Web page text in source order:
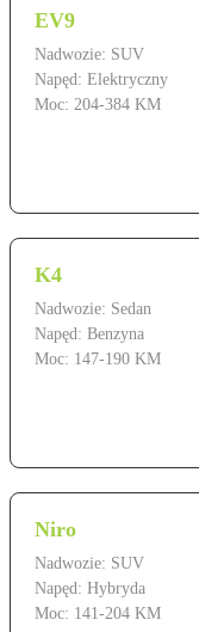
EV9
Nadwozie: SUV
Napęd: Elektryczny
Moc: 204-384 KM
K4
Nadwozie: Sedan
Napęd: Benzyna
Moc: 147-190 KM
Niro
Nadwozie: SUV
Napęd: Hybryda
Moc: 141-204 KM